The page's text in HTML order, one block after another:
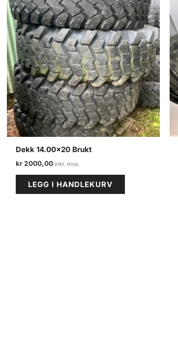
Dekk 14.00×20 Brukt
kr2000,00
LEGG I HANDLEKURV